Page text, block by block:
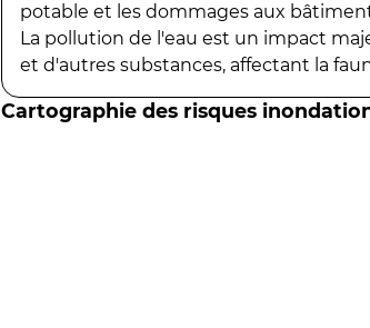
potable et les dommages aux
La pollution de l'eau est un impact
et d'autres substances, affectant la
Cartographie des risques